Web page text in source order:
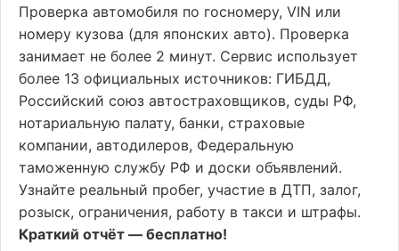
Проверка автомобиля по госномеру, VIN или
номеру кузова (для японских авто). Проверка
занимает не более 2 минут. Сервис использует
более 13 официальных источников: ГИБДД,
Российский союз автостраховщиков, суды РФ,
нотариальную палату, банки, страховые
компании, автодилеров, Федеральную
таможенную службу РФ и доски объявлений.
Узнайте реальный пробег, участие в ДТП, залог,
розыск, ограничения, работу в такси и штрафы.
Краткий отчёт — бесплатно!